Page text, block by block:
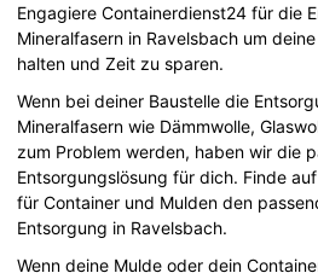
Engagiere Containerdienst24 für die
Mineralfasern in Ravelsbach um
halten und Zeit zu sparen.
Wenn bei deiner Baustelle die
Mineralfasern wie Dämmwolle,
zum Problem werden, haben wir die
Entsorgungslösung für dich. Finde
für Container und Mulden den
Entsorgung in Ravelsbach.
Wenn deine Mulde oder dein